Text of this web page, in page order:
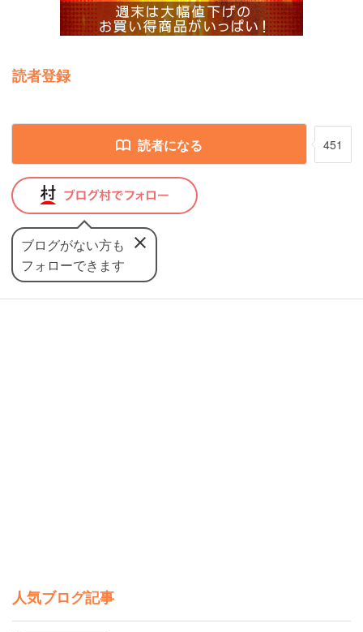
読者登録
読者になる 451
ブログがない方も
フォローできます
人気ブログ記事